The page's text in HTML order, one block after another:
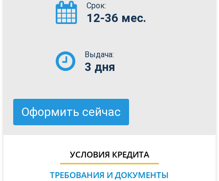
Срок:
12-36 мес.
Выдача:
3 дня
Оформить сейчас
УСЛОВИЯ КРЕДИТА
ТРЕБОВАНИЯ И ДОКУМЕНТЫ